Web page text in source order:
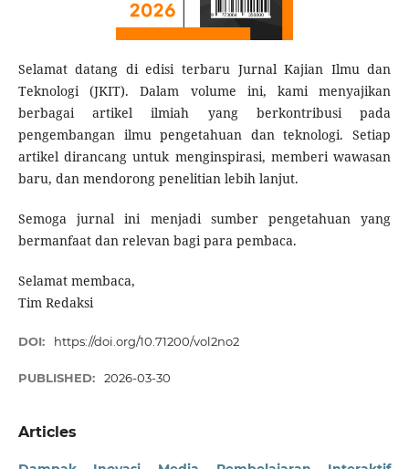
Selamat datang di edisi terbaru Jurnal Kajian Ilmu dan
Teknologi (JKIT). Dalam volume ini, kami menyajikan
berbagai artikel ilmiah yang berkontribusi pada
pengembangan ilmu pengetahuan dan teknologi. Setiap
artikel dirancang untuk menginspirasi, memberi wawasan
baru, dan mendorong penelitian lebih lanjut.
Semoga jurnal ini menjadi sumber pengetahuan yang
bermanfaat dan relevan bagi para pembaca.
Selamat membaca,
Tim Redaksi
DOI: https://doi.org/10.71200/vol2no2
PUBLISHED: 2026-03-30
Articles